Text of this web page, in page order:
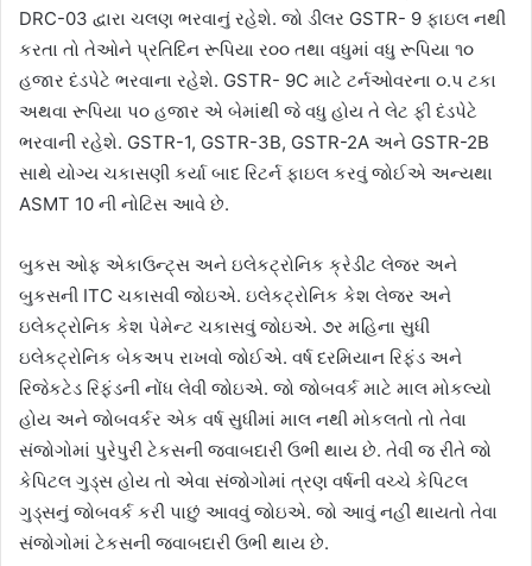
DRC-03 દ્વારા ચલણ ભરવાનું રહેશે. જો ડીલર GSTR- 9 ફાઇલ નથી
કરતા તો તેઓને પ્રતિદિન રૂપિયા ર૦૦ તથા વધુમાં વધુ રૂપિયા ૧૦
હજાર દંડપેટે ભરવાના રહેશે. GSTR- 9C માટે ટર્નઓવરના ૦.પ ટકા
અથવા રૂપિયા પ૦ હજાર એ બેમાંથી જે વધુ હોય તે લેટ ફી દંડપેટે
ભરવાની રહેશે. GSTR-1, GSTR-3B, GSTR-2A અને GSTR-2B
સાથે યોગ્ય ચકાસણી કર્યા બાદ રિટર્ન ફાઇલ કરવું જોઈએ અન્યથા
ASMT 10 ની નોટિસ આવે છે.
બુકસ ઓફ એકાઉન્ટ્‌સ અને ઇલેકટ્રોનિક ક્રેડીટ લેજર અને
બુકસની ITC ચકાસવી જોઇએ. ઇલેકટ્રોનિક કેશ લેજર અને
ઇલેકટ્રોનિક કેશ પેમેન્ટ ચકાસવું જોઇએ. ૭ર મહિના સુધી
ઇલેકટ્રોનિક બેકઅપ રાખવો જોઈએ. વર્ષ દરમિયાન રિફંડ અને
રિજેકટેડ રિફંડની નોંધ લેવી જોઇએ. જો જોબવર્ક માટે માલ મોકલ્યો
હોય અને જોબવર્કર એક વર્ષ સુધીમાં માલ નથી મોકલતો તો તેવા
સંજોગોમાં પુરેપુરી ટેકસની જવાબદારી ઉભી થાય છે. તેવી જ રીતે જો
કેપિટલ ગુડ્‌સ હોય તો એવા સંજોગોમાં ત્રણ વર્ષની વચ્ચે કેપિટલ
ગુડ્‌સનું જોબવર્ક કરી પાછું આવવું જોઇએ. જો આવું નહીં થાયતો તેવા
સંજોગોમાં ટેકસની જવાબદારી ઉભી થાય છે.